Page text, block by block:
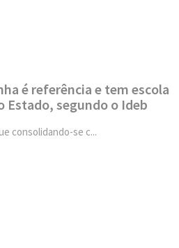
é referência e tem escola
Estado, segundo o Ideb
consolidando-se c...